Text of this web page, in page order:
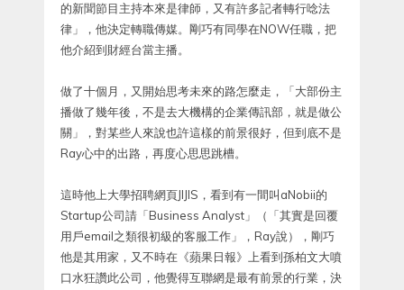
的新聞節目主持本來是律師，又有許多記者轉行唸法
律」，他決定轉職傳媒。剛巧有同學在NOW任職，把
他介紹到財經台當主播。
做了十個月，又開始思考未來的路怎麼走，「大部份主
播做了幾年後，不是去大機構的企業傳訊部，就是做公
關」，對某些人來說也許這樣的前景很好，但到底不是
Ray心中的出路，再度心思思跳槽。
這時他上大學招聘網頁JIJIS，看到有一間叫aNobii的
Startup公司請「Business Analyst」（「其實是回覆
用戶email之類很初級的客服工作」，Ray說），剛巧
他是其用家，又不時在《蘋果日報》上看到孫柏文大噴
口水狂讚此公司，他覺得互聯網是最有前景的行業，決